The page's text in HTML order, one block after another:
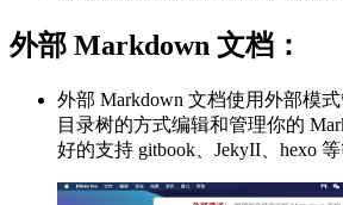
外部 Markdown 文档：
外部 Markdown 文档使用外部模
目录树的方式编辑和管理你的
好的支持 gitbook、JekyII、hexo